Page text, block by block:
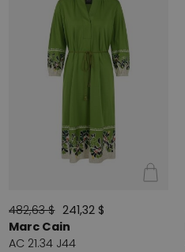
482,63 $ 241,32 $
Marc Cain
AC 21.34 J44